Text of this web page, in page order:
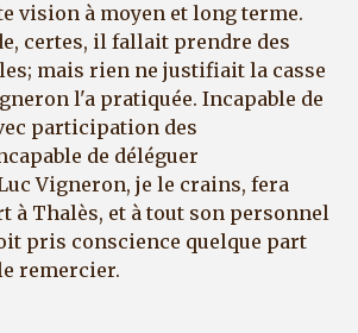
vision à moyen et long terme.
certes, il fallait prendre des
mais rien ne justifiait la casse
l'a pratiquée. Incapable de
participation des
de déléguer
Vigneron, je le crains, fera
à Thalès, et à tout son personnel
pris conscience quelque part
remercier.